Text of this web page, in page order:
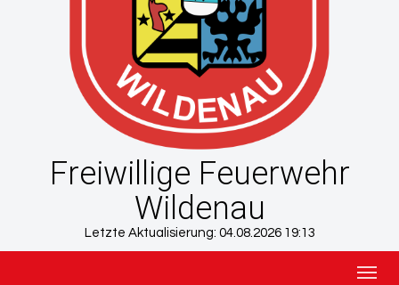
Freiwillige Feuerwehr
Wildenau
Letzte Aktualisierung: 04.08.2026 19:13